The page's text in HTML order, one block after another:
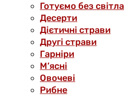
Готуємо без світла
Десерти
Дієтичні страви
Другі страви
Гарніри
М’ясні
Овочеві
Рибне